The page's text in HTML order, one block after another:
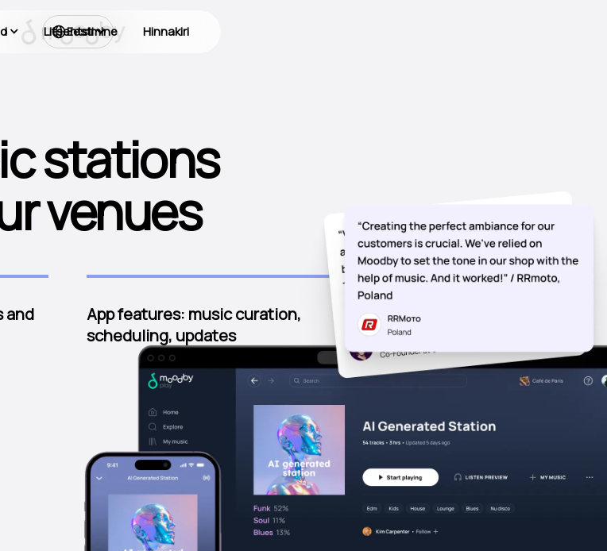
Litsentsimine Hinnakiri
Eesti
stations
venues
and
App features: music curation,
scheduling, updates